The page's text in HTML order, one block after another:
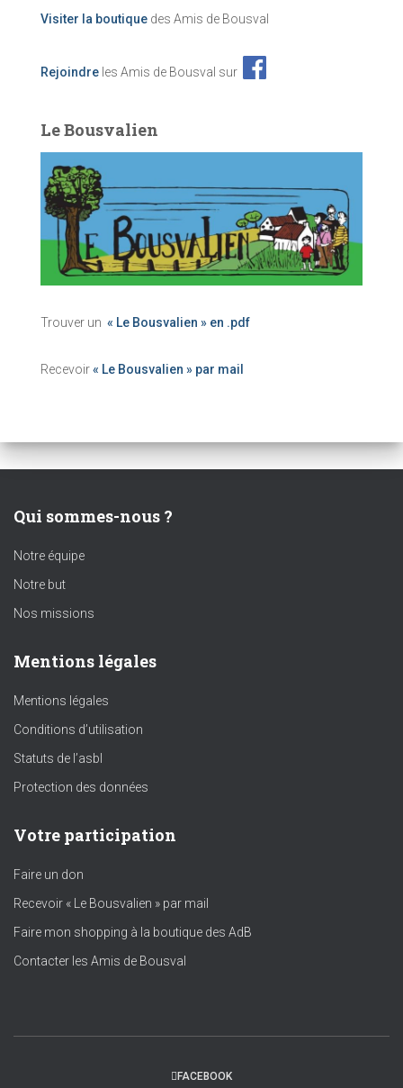
Visiter la boutique des Amis de Bousval
Rejoindre les Amis de Bousval sur
Le Bousvalien
Trouver un « Le Bousvalien » en .pdf
Recevoir« Le Bousvalien » par mail
Qui sommes-nous ?
Notre équipe
Notre but
Nos missions
Mentions légales
Mentions légales
Conditions d’utilisation
Statuts de l’asbl
Protection des données
Votre participation
Faire un don
Recevoir « Le Bousvalien » par mail
Faire mon shopping à la boutique des AdB
Contacter les Amis de Bousval
FACEBOOK